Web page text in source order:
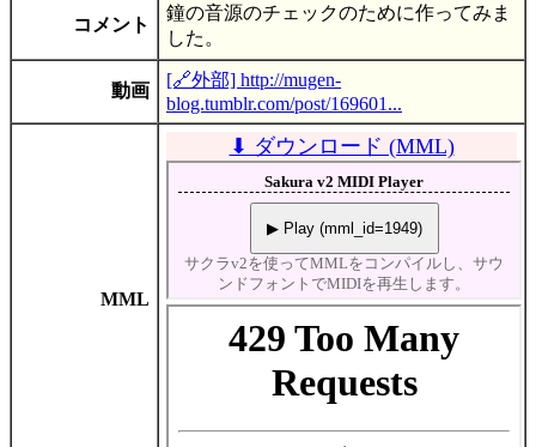
コメント
鐘の音源のチェックのために作ってみま
した。
動画
[🔗外部] http://mugen-
blog.tumblr.com/post/169601...
MML
⬇ ダウンロード (MML)